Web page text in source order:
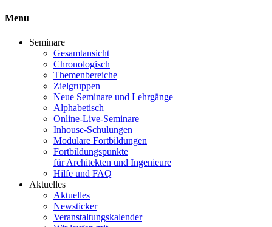
Menu
Seminare
Gesamtansicht
Chronologisch
Themenbereiche
Zielgruppen
Neue Seminare und Lehrgänge
Alphabetisch
Online-Live-Seminare
Inhouse-Schulungen
Modulare Fortbildungen
Fortbildungspunkte
für Architekten und Ingenieure
Hilfe und FAQ
Aktuelles
Aktuelles
Newsticker
Veranstaltungskalender